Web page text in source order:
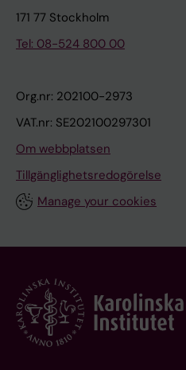
171 77 Stockholm
Tel: 08-524 800 00
Org.nr: 202100-2973
VAT.nr: SE202100297301
Om webbplatsen
Tillgänglighetsredogörelse
Manage your cookies